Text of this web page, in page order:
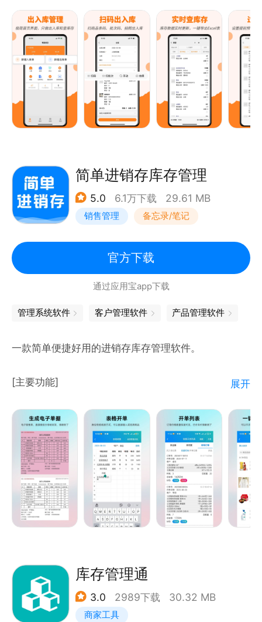
联单据打印
2.库存管理功能
库存盘点、实时查库存、多仓库、库存预警、excel导
入导出期初库存
3.商品管理
4.员工管理
支持多人使用，可根据员工岗位设置员工角色和权限。
199一人一年，买三年99一人一年。
小程序+APP+电脑端同步用
1.简单。一秒上手，无需学习。
2.功能按需配置。功能支持关闭，关闭后软件不体现，
用起来更加方便。
3.仓库、商品数量无限制
【关于公司】
公司坐标深圳，成立11年，拥有170万企业用户，【橙
子库存通】是公司SaaS办公矩阵【橙子云】（原橙子
通）旗下的一款出入库管理系统，【橙子云】旗下有
20款日常办公产品，包括进销存、CRM、会计财务、
考勤、审批、巡检等等，涵盖管理人、财、物、事、业
【联系我们】
官网:www.orange-office.com
简单进销存库存管理
5.0 6.1万下载 29.61 MB
销售管理 备忘录/笔记
官方下载
通过应用宝app下载
管理系统软件 客户管理软件 产品管理软件
一款简单便捷好用的进销存库存管理软件。
[主要功能]
2、商品的二级分类和拆分销售
3、商品库存数量的统计追踪
4、扫码进货和销售
5、商品销售进货统计
6、针对不同客户/供应商显示不同价格
7、商品销售数据统计分析
8、商品材料购买和使用记录
11、多仓库管理
12、...
展开
库存管理通
3.0 2989下载 30.32 MB
商家工具